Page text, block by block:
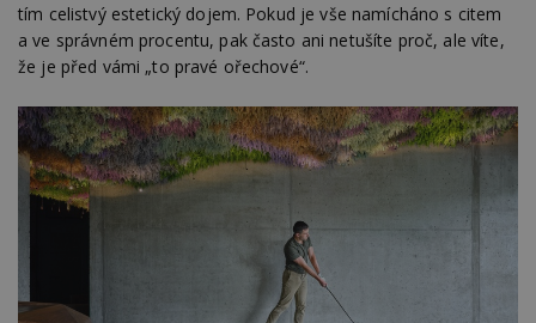
tím celistvý estetický dojem. Pokud je vše namícháno s citem
a ve správném procentu, pak často ani netušíte proč, ale víte,
že je před vámi „to pravé ořechové“.